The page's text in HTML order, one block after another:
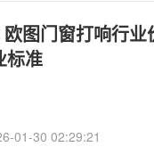
图门窗打响行
标准
01-30 02:29:21